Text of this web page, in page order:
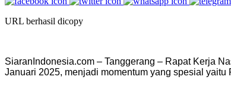
URL berhasil dicopy
SiaranIndonesia.com – Tanggerang – Rapat Kerja
Januari 2025, menjadi momentum yang spesial